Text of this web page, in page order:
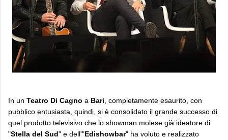
In un Teatro Di Cagno a Bari , completamente esaurito, con
pubblico entusiasta, quindi, si è consolidato il grande successo di
quel prodotto televisivo che lo showman molese già ideatore di
"Stella del Sud" e dell'"Edishowbar" ha voluto e realizzato